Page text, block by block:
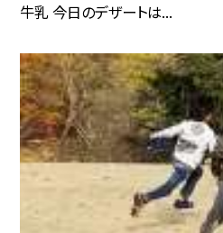
牛乳 今日のデザートは...